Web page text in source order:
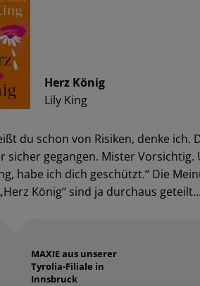
Herz König
Lily King
du schon von Risiken, denke ich.
sicher gegangen. Mister Vorsichtig.
habe ich dich geschützt.“ Die
König“ sind ja durchaus geteilt...
MAXIEaus unserer
Tyrolia-Filiale in
Innsbruck